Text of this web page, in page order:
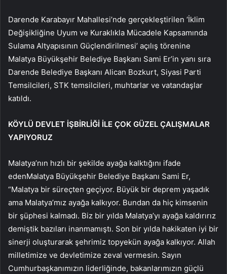
Darende Karabayır Mahallesi’nde gerçekleştirilen ‘İklim
Değişikliğine Uyum ve Kuraklıkla Mücadele Kapsamında
Sulama Altyapısının Güçlendirilmesi’ açılış törenine
Malatya Büyükşehir Belediye Başkanı Sami Er’in yanı sıra
Darende Belediye Başkanı Alican Bozkurt, Siyasi Parti
Temsilcileri, STK temsilcileri, muhtarlar ve vatandaşlar
katıldı.
KÖYLÜ DEVLET İŞBİRLİĞİ İLE ÇOK GÜZEL ÇALIŞMALAR
YAPIYORUZ
Malatya’nın hızlı bir şekilde ayağa kalktığını ifade
edenMalatya Büyükşehir Belediye Başkanı Sami Er,
“Malatya bir süreçten geçiyor. Büyük bir deprem yaşadık
ama Malatya’mız ayağa kalkıyor. Bundan da hiç kimsenin
bir şüphesi kalmadı. Biz bir yılda Malatya’yı ayağa kaldırırız
demiştik bazıları inanmamıştı. Son bir yılda hakikaten iyi bir
sinerji oluşturarak şehrimiz topyekün ayağa kalkıyor. Allah
milletimize ve devletimize zeval vermesin. Sayın
Cumhurbaşkanımızın liderliğinde, bakanlarımızın güçlü